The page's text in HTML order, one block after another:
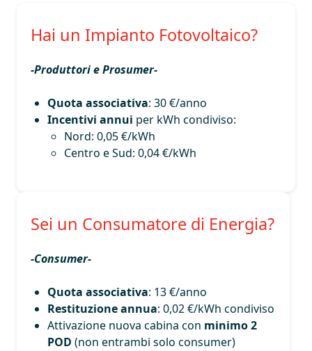
Hai un Impianto Fotovoltaico?
-Produttori e Prosumer-
Quota associativa: 30 €/anno
Incentivi annui per kWh condiviso:
Nord: 0,05 €/kWh
Centro e Sud: 0,04 €/kWh
Sei un Consumatore di Energia?
-Consumer-
Quota associativa: 13 €/anno
Restituzione annua: 0,02 €/kWh condiviso
Attivazione nuova cabina con minimo 2
POD (non entrambi solo consumer)